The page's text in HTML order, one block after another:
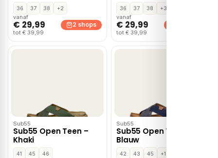
36 37 38
+2
vanaf
€ 29,99
tot € 39,99
2 shops
36 37 38
+3
vanaf
€ 29,99
tot € 39,99
Sub55
Sub55 Open Teen –
Khaki
41 45
46
Sub55
Sub55 Open Teen –
Blauw
42 43 45
+1